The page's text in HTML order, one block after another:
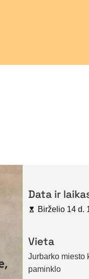
Data ir
Birželio 14 d.
Vieta
Jurbarko miesto
paminklo